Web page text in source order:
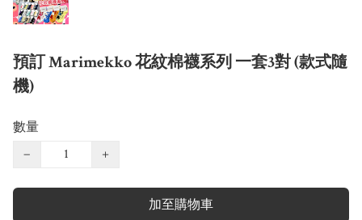
預訂 Marimekko 花紋棉襪系列 一套3對 (款式隨
機)
數量
−
+
加至購物車